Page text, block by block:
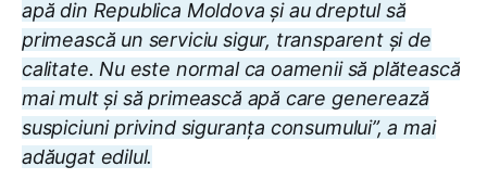
apă din Republica Moldova și au dreptul să
primească un serviciu sigur, transparent și de
calitate. Nu este normal ca oamenii să plătească
mai mult și să primească apă care generează
suspiciuni privind siguranța consumului”, a mai
adăugat edilul.